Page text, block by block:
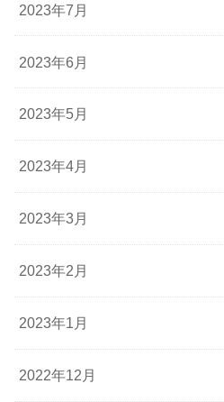
2023年7月
2023年6月
2023年5月
2023年4月
2023年3月
2023年2月
2023年1月
2022年12月